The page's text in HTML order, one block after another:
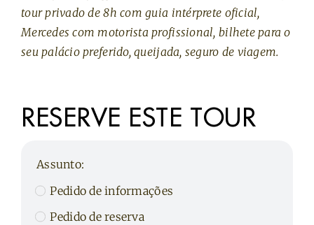
tour privado de 8h com guia intérprete oficial,
Mercedes com motorista profissional, bilhete para o
seu palácio preferido, queijada, seguro de viagem.
RESERVE ESTE TOUR
Assunto:
Pedido de informações
Pedido de reserva